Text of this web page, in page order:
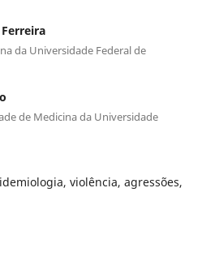
da Universidade Federal de
de Medicina da Universidade
violência, agressões,